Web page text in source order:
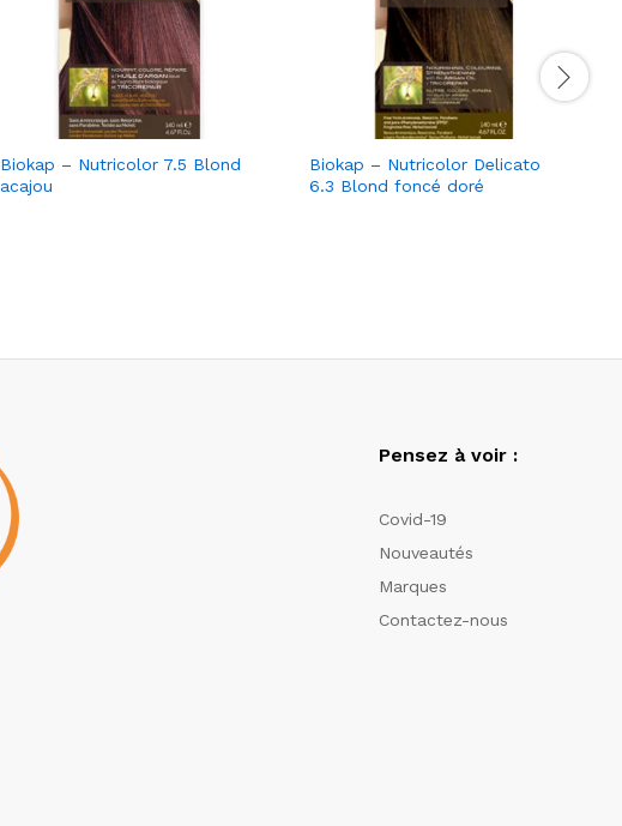
Biokap – Nutricolor 7.5 Blond
acajou
Biokap – Nutricolor Delicato
6.3 Blond foncé doré
Pensez à voir :
Covid-19
Nouveautés
Marques
Contactez-nous